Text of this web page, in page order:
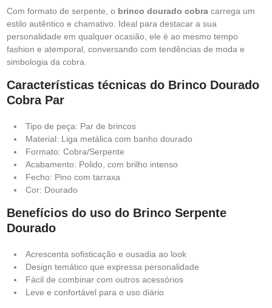
Com formato de serpente, o brinco dourado cobra carrega um
estilo autêntico e chamativo. Ideal para destacar a sua
personalidade em qualquer ocasião, ele é ao mesmo tempo
fashion e atemporal, conversando com tendências de moda e
simbologia da cobra.
Características técnicas do Brinco Dourado
Cobra Par
Tipo de peça: Par de brincos
Material: Liga metálica com banho dourado
Formato: Cobra/Serpente
Acabamento: Polido, com brilho intenso
Fecho: Pino com tarraxa
Cor: Dourado
Benefícios do uso do Brinco Serpente
Dourado
Acrescenta sofisticação e ousadia ao look
Design temático que expressa personalidade
Fácil de combinar com outros acessórios
Leve e confortável para o uso diário